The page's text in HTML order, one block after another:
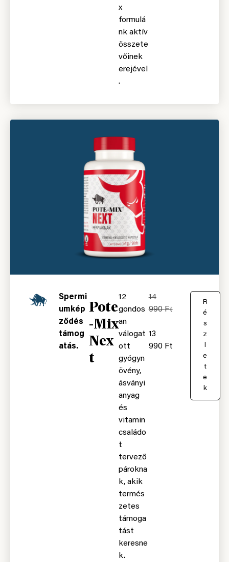
x
formulá
nk aktív
összete
vőinek
erejével
.
Spermi
umkép
ződés
támog
atás.
Pote
-Mix
Nex
t
12
gondos
an
válogat
ott
gyógyn
övény,
ásványi
anyag
és
vitamin
családo
t
tervező
párokna
k, akik
termés
zetes
támoga
tást
keresne
k.
14
990Ft
13
990 Ft
R
é
s
z
l
e
t
e
k